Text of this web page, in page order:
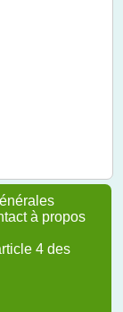
à propos
4 des